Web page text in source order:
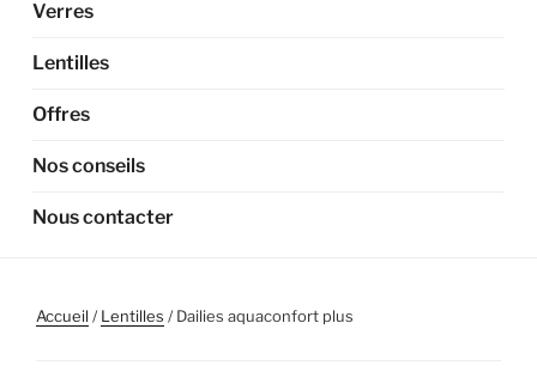
Verres
Lentilles
Offres
Nos conseils
Nous contacter
Accueil/Lentilles / Dailies aquaconfort plus